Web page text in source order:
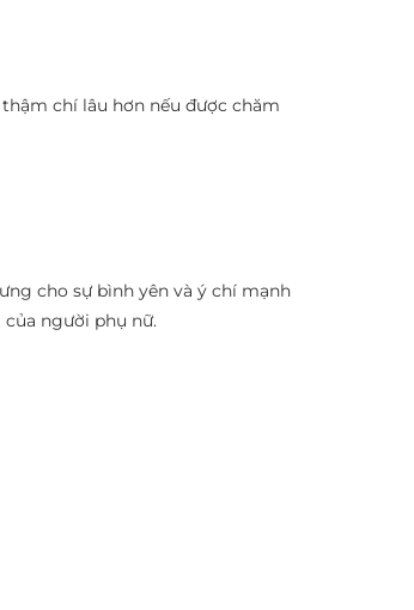
thậm chí lâu hơn nếu được chăm
cho sự bình yên và ý chí mạnh
người phụ nữ.